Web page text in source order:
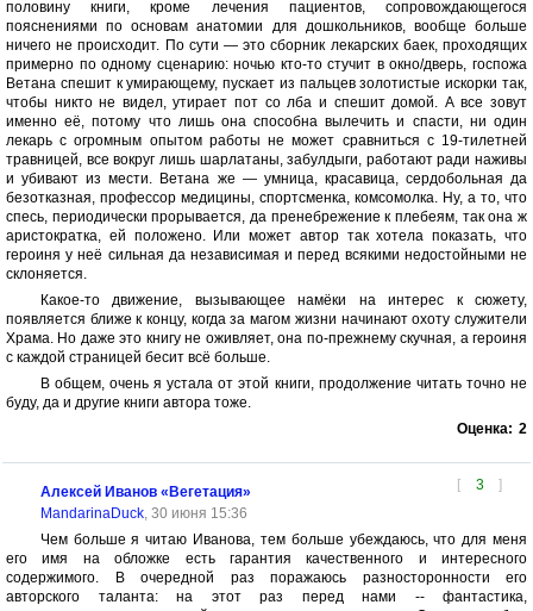
половину книги, кроме лечения пациентов, сопровождающегося
пояснениями по основам анатомии для дошкольников, вообще больше
ничего не происходит. По сути — это сборник лекарских баек, проходящих
примерно по одному сценарию: ночью кто-то стучит в окно/дверь, госпожа
Ветана спешит к умирающему, пускает из пальцев золотистые искорки так,
чтобы никто не видел, утирает пот со лба и спешит домой. А все зовут
именно её, потому что лишь она способна вылечить и спасти, ни один
лекарь с огромным опытом работы не может сравниться с 19-тилетней
травницей, все вокруг лишь шарлатаны, забулдыги, работают ради наживы
и убивают из мести. Ветана же — умница, красавица, сердобольная да
безотказная, профессор медицины, спортсменка, комсомолка. Ну, а то, что
спесь, периодически прорывается, да пренебрежение к плебеям, так она ж
аристократка, ей положено. Или может автор так хотела показать, что
героиня у неё сильная да независимая и перед всякими недостойными не
склоняется.
Какое-то движение, вызывающее намёки на интерес к сюжету,
появляется ближе к концу, когда за магом жизни начинают охоту служители
Храма. Но даже это книгу не оживляет, она по-прежнему скучная, а героиня
с каждой страницей бесит всё больше.
В общем, очень я устала от этой книги, продолжение читать точно не
буду, да и другие книги автора тоже.
Оценка: 2
[ 3 ]
Алексей Иванов «Вегетация»
MandarinaDuck, 30 июня 15:36
Чем больше я читаю Иванова, тем больше убеждаюсь, что для меня
его имя на обложке есть гарантия качественного и интересного
содержимого. В очередной раз поражаюсь разносторонности его
авторского таланта: на этот раз перед нами -- фантастика,